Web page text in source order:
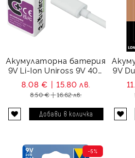
Акумулаторна батерия
9V Li-Ion Uniross 9V 400
mAh + USB Type C
8.08 € 15.80 лв.
8.50 € 16.62 лв.
9V
-5%